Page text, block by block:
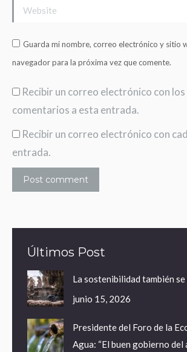
Website
Guarda mi nombre, correo electrónico y sitio
navegador para la próxima vez que comente.
Recibir un correo electrónico con
comentarios a esta entrada.
Recibir un correo electrónico con
entrada.
Post comment
Últimos Post
La sostenibilidad también se
junio 15, 2026
Presidente del Foro de la
Agua: “El buen gobierno del